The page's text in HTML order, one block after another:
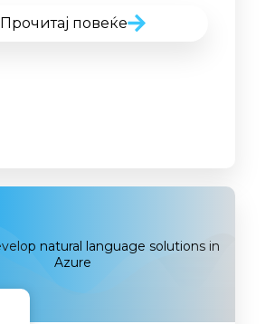
Прочитај повеќе
natural language solutions in
Azure